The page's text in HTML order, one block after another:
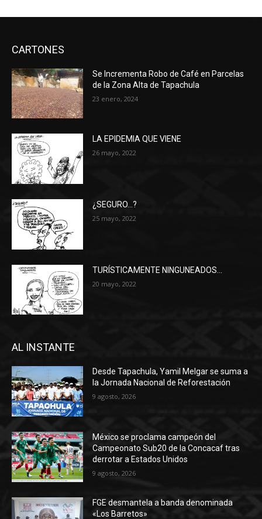
CARTONES
Se Incrementa Robo de Café en Parcelas
de la Zona Alta de Tapachula
23 enero, 2024
LA EPIDEMIA QUE VIENE
26 mayo, 2022
¿SEGURO…?
25 mayo, 2022
TURÍSTICAMENTE NINGUNEADOS…
20 mayo, 2022
AL INSTANTE
Desde Tapachula, Yamil Melgar se suma a
la Jornada Nacional de Reforestación
9 agosto, 2026
México se proclama campeón del
Campeonato Sub20 de la Concacaf tras
derrotar a Estados Unidos
9 agosto, 2026
FGE desmantela a banda denominada
«Los Barretos»